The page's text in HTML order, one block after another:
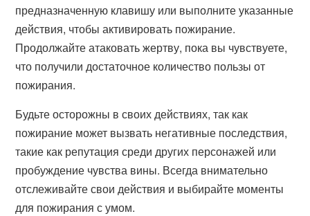
предназначенную клавишу или выполните указанные
действия, чтобы активировать пожирание.
Продолжайте атаковать жертву, пока вы чувствуете,
что получили достаточное количество пользы от
пожирания.
Будьте осторожны в своих действиях, так как
пожирание может вызвать негативные последствия,
такие как репутация среди других персонажей или
пробуждение чувства вины. Всегда внимательно
отслеживайте свои действия и выбирайте моменты
для пожирания с умом.